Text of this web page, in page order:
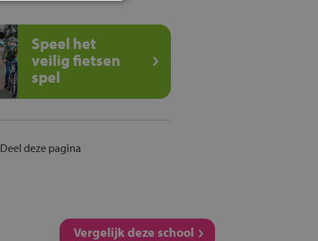
Speel het
veilig fietsen
spel
Deel deze pagina
Vergelijk deze school